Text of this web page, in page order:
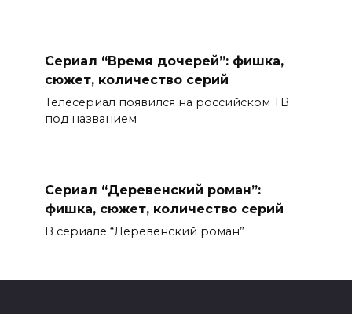
Сериал “Время дочерей”: фишка,
сюжет, количество серий
Телесериал появился на российском ТВ
под названием
Сериал “Деревенский роман”:
фишка, сюжет, количество серий
В сериале “Деревенский роман”